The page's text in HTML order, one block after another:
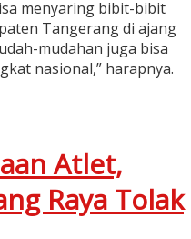
menyaring bibit-bibit
Tangerang di ajang
mudahan juga bisa
nasional,” harapnya.
Atlet,
Raya Tolak